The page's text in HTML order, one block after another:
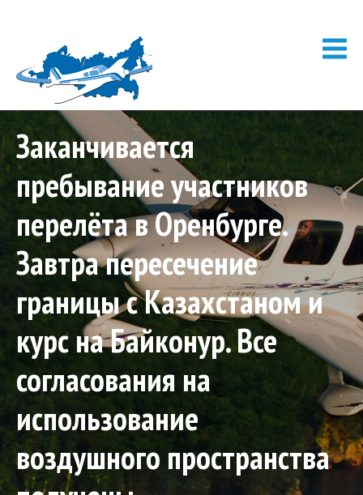
Заканчивается
пребывание участников
перелёта в Оренбурге.
Завтра пересечение
границы с Казахстаном и
курс на Байконур. Все
согласования на
использование
воздушного пространства